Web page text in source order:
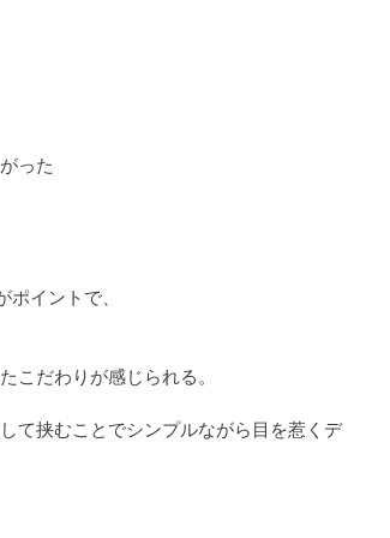
った
イントで、
こだわりが感じられる。
て挟むことでシンプルながら目を惹くデ